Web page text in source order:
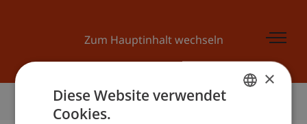
Zum Hauptinhalt wechseln
Startseite
×
Diese Website verwendet
Cookies.